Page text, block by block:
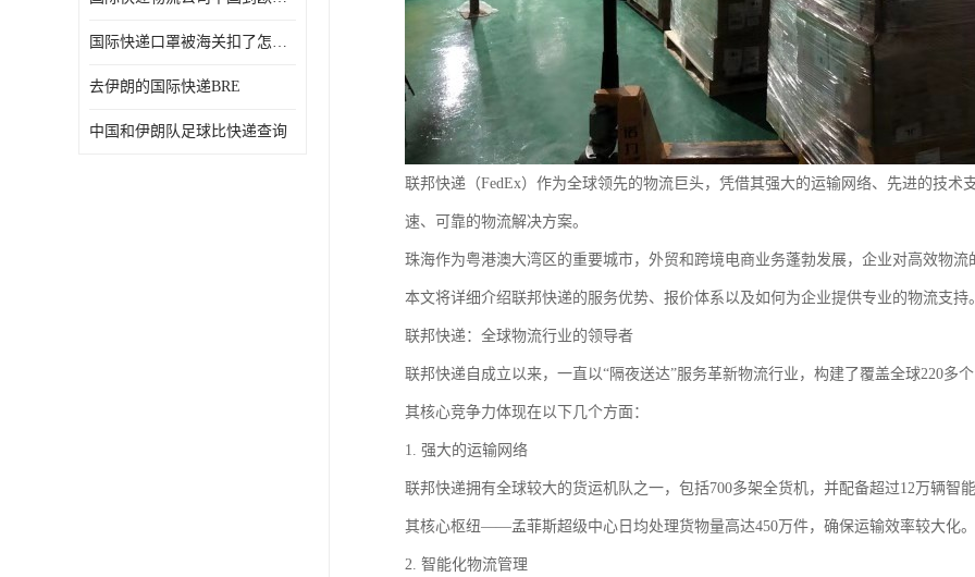
国际快递口罩被海关扣了怎么办
去伊朗的国际快递BRE
中国和伊朗队足球比快递查询
联邦快递（FedEx）作为全球领先的物流巨头，凭借其强大的运输网络、先进的技术
速、可靠的物流解决方案。
珠海作为粤港澳大湾区的重要城市，外贸和跨境电商业务蓬勃发展，企业对高效物流
本文将详细介绍联邦快递的服务优势、报价体系以及如何为企业提供专业的物流支持
联邦快递：全球物流行业的领导者
联邦快递自成立以来，一直以“隔夜送达”服务革新物流行业，构建了覆盖全球220多
其核心竞争力体现在以下几个方面：
1. 强大的运输网络
联邦快递拥有全球较大的货运机队之一，包括700多架全货机，并配备超过12万辆智
其核心枢纽——孟菲斯超级中心日均处理货物量高达450万件，确保运输效率较大化。
2. 智能化物流管理